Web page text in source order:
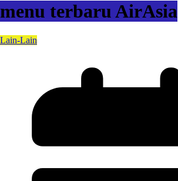
menu terbaru AirAsia
Lain-Lain